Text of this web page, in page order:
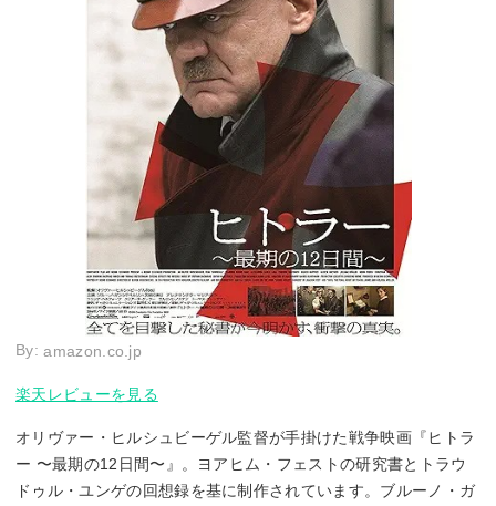
By:amazon.co.jp
楽天レビューを見る
オリヴァー・ヒルシュビーゲル監督が手掛けた戦争映画『ヒトラ
ー 〜最期の12日間〜』。ヨアヒム・フェストの研究書とトラウ
ドゥル・ユンゲの回想録を基に制作されています。ブルーノ・ガ